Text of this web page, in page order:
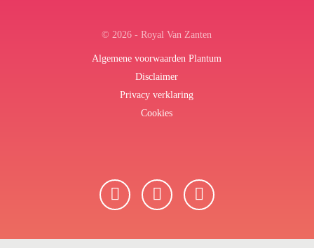
© 2026 - Royal Van Zanten
Algemene voorwaarden Plantum
Disclaimer
Privacy verklaring
Cookies